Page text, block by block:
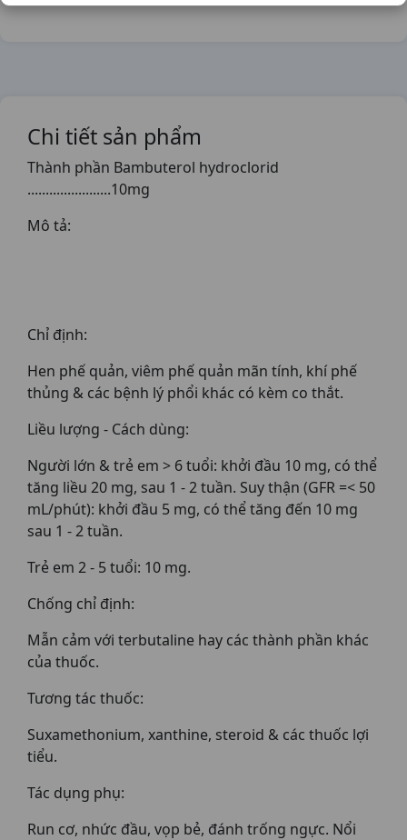
Chi tiết sản phẩm
Thành phần Bambuterol hydroclorid
.......................10mg
Mô tả:
Chỉ định:
Hen phế quản, viêm phế quản mãn tính, khí phế
thủng & các bệnh lý phổi khác có kèm co thắt.
Liều lượng - Cách dùng:
Người lớn & trẻ em > 6 tuổi: khởi đầu 10 mg, có thể
tăng liều 20 mg, sau 1 - 2 tuần. Suy thận (GFR =< 50
mL/phút): khởi đầu 5 mg, có thể tăng đến 10 mg
sau 1 - 2 tuần.
Trẻ em 2 - 5 tuổi: 10 mg.
Chống chỉ định:
Mẫn cảm với terbutaline hay các thành phần khác
của thuốc.
Tương tác thuốc:
Suxamethonium, xanthine, steroid & các thuốc lợi
tiểu.
Tác dụng phụ:
Run cơ, nhức đầu, vọp bẻ, đánh trống ngực. Nổi